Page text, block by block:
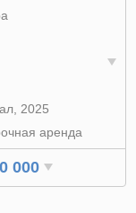
2025
аренда
000